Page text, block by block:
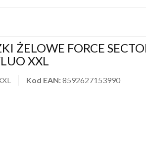
ŻELOWE FORCE
XXL
Kod EAN:8592627153990